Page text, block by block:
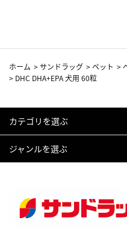
ホーム >サンドラッグ >ペット >
> DHC DHA+EPA 犬用 60粒
カテゴリを選ぶ
ジャンルを選ぶ